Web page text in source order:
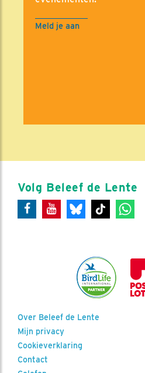
Meld je aan
Volg Beleef de Lente
Over Beleef de Lente
Mijn privacy
Cookieverklaring
Contact